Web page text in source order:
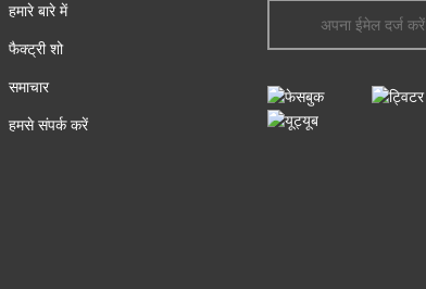
हमारे बारे में
फैक्ट्री शो
समाचार
हमसे संपर्क करें